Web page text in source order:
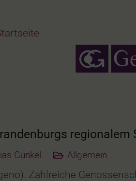
Günkel Allgemein
Zahlreiche